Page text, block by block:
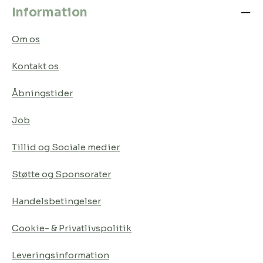
Information
Om os
Kontakt os
Åbningstider
Job
Tillid og Sociale medier
Støtte og Sponsorater
Handelsbetingelser
Cookie- & Privatlivspolitik
Leveringsinformation